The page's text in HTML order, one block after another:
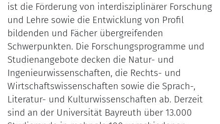
ist die Förderung von interdisziplinärer Forschung
und Lehre sowie die Entwicklung von Profil
bildenden und Fächer übergreifenden
Schwerpunkten. Die Forschungsprogramme und
Studienangebote decken die Natur- und
Ingenieurwissenschaften, die Rechts- und
Wirtschaftswissenschaften sowie die Sprach-,
Literatur- und Kulturwissenschaften ab. Derzeit
sind an der Universität Bayreuth über 13.000